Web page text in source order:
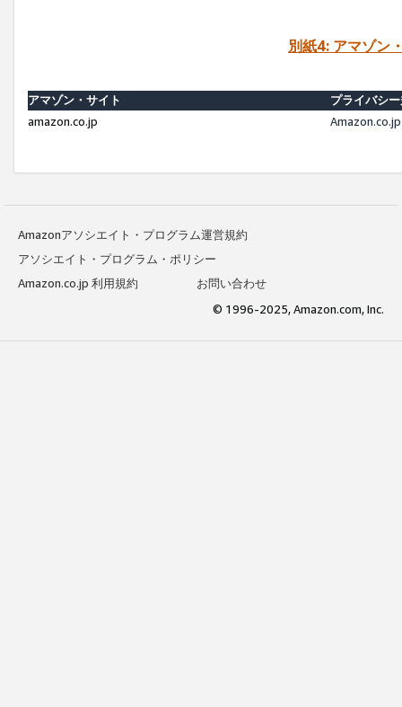
別紙4: アマゾン
アマゾン・サイト
プライバシ
amazon.co.jp
Amazonアソシエイト・プログラム運営規約
アソシエイト・プログラム・ポリシー
Amazon.co.jp 利用規約
お問い合わせ
© 1996-2025, Amazon.com, Inc.